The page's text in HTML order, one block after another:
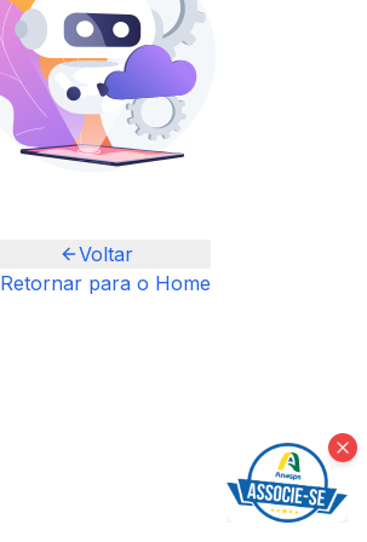
Voltar
Retornar para o Home